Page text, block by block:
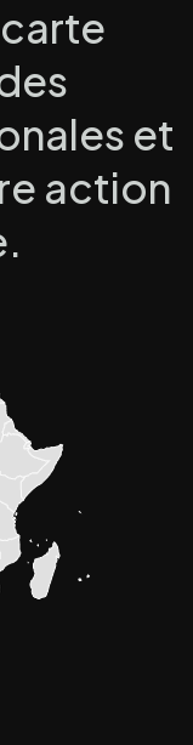
et
action